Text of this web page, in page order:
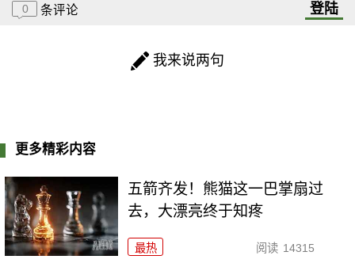
0 条评论 登陆
我来说两句
更多精彩内容
五箭齐发！熊猫这一巴掌扇过
去，大漂亮终于知疼
最热 阅读 14315